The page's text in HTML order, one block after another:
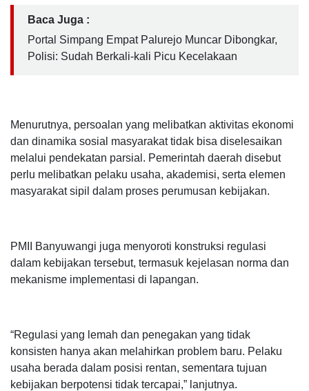
Baca Juga :
Portal Simpang Empat Palurejo Muncar Dibongkar,
Polisi: Sudah Berkali-kali Picu Kecelakaan
Menurutnya, persoalan yang melibatkan aktivitas ekonomi
dan dinamika sosial masyarakat tidak bisa diselesaikan
melalui pendekatan parsial. Pemerintah daerah disebut
perlu melibatkan pelaku usaha, akademisi, serta elemen
masyarakat sipil dalam proses perumusan kebijakan.
PMII Banyuwangi juga menyoroti konstruksi regulasi
dalam kebijakan tersebut, termasuk kejelasan norma dan
mekanisme implementasi di lapangan.
“Regulasi yang lemah dan penegakan yang tidak
konsisten hanya akan melahirkan problem baru. Pelaku
usaha berada dalam posisi rentan, sementara tujuan
kebijakan berpotensi tidak tercapai,” lanjutnya.